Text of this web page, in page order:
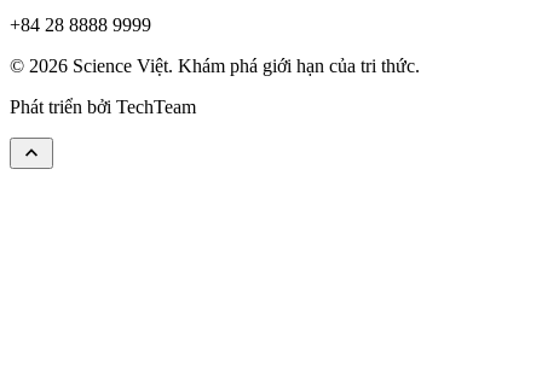
+84 28 8888 9999
© 2026 Science Việt. Khám phá giới hạn của tri thức.
Phát triển bởi TechTeam
keyboard_arrow_up